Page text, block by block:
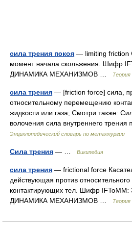
сила трения покоя — limiting friction
момент начала скольжения. Шифр
ДИНАМИКА МЕХАНИЗМОВ …
сила трения — [friction force] сила,
относительному перемещению
жидкости или газа; Смотри также:
волочения сила внутреннего
Энциклопедический словарь по металлургии
Сила трения — … Википедия
сила трения — frictional force
действующая против
контактирующих тел. Шифр IFToMM:
ДИНАМИКА МЕХАНИЗМОВ …